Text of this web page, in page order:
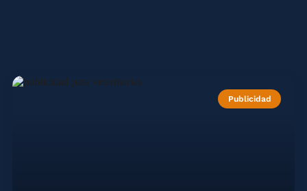
Publicidad